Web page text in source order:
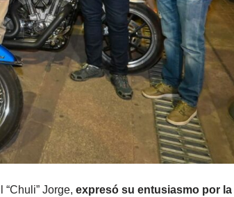
Jorge, expresó su entusiasmo por la